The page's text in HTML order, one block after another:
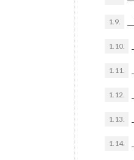
1.9.
1.10.
1.11.
1.12.
1.13.
1.14.